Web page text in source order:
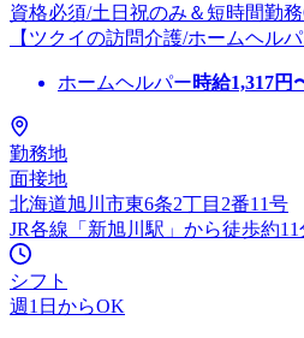
資格必須/土日祝のみ＆短時間勤
【ツクイの訪問介護/ホームヘルパ
ホームヘルパー時給1,317円
勤務地
面接地
北海道旭川市東6条2丁目2番11号
JR各線「新旭川駅」から徒歩約11
シフト
週1日からOK